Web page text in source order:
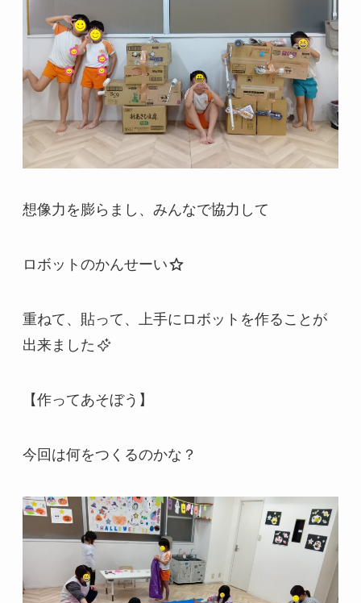
想像力を膨らまし、みんなで協力して
ロボットのかんせーい
重ねて、貼って、上手にロボットを作ることが
出来ました
【作ってあそぼう】
今回は何をつくるのかな？